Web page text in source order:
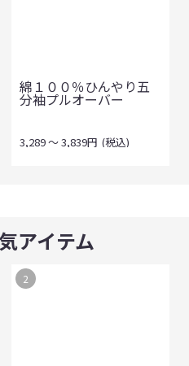
綿１００％ひんやり五
分袖プルオーバー
3,289～3,839円 (税込)
アイテム
2